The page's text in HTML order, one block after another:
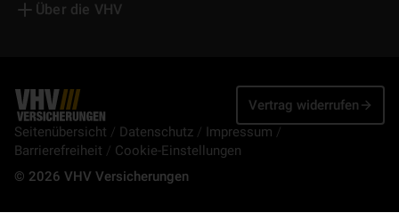
Über die VHV
Seitenübersicht Datenschutz
Impressum
Barrierefreiheit
Cookie-Einstellungen
© 2026 VHV Versicherungen
Vertrag widerrufen